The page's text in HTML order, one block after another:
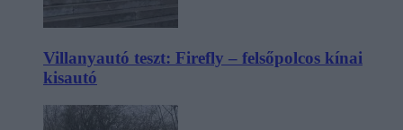
Villanyautó teszt: Firefly – felsőpolcos kínai
kisautó